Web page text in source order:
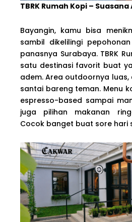
TBRK Rumah Kopi –
Bayangin, kamu bisa
sambil dikelilingi
panasnya Surabaya. TBRK
satu destinasi favorit buat
adem. Area outdoornya
santai bareng teman. Menu
espresso-based sampai
juga pilihan makanan
Cocok banget buat sore hari